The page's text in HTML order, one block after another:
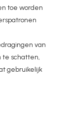
toe worden
van
te schatten,
gebruikelijk